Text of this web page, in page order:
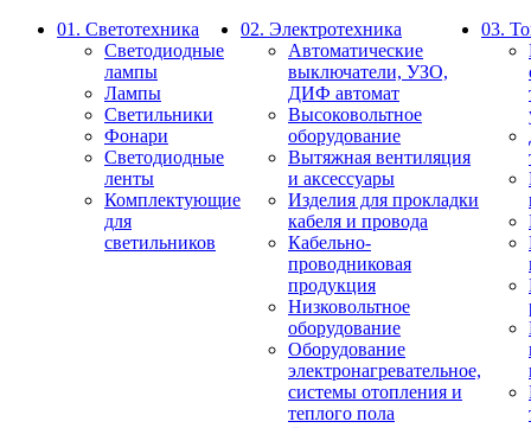
01. Светотехника
Светодиодные
лампы
Лампы
Светильники
Фонари
Светодиодные
ленты
Комплектующие
для
светильников
02. Электротехника
Автоматические
выключатели, УЗО,
ДИФ автомат
Высоковольтное
оборудование
Вытяжная вентиляция
и аксессуары
Изделия для прокладки
кабеля и провода
Кабельно-
проводниковая
продукция
Низковольтное
оборудование
Оборудование
электронагревательное,
системы отопления и
теплого пола
03.